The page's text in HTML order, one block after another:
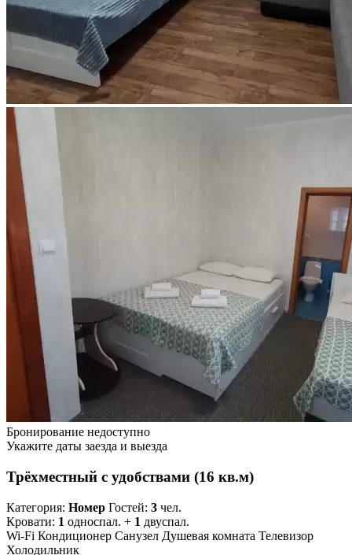
Бронирование недоступно
Укажите даты заезда и выезда
Трёхместный с удобствами (16 кв.м)
Категория: Номер Гостей: 3 чел.
Кровати: 1 односпал. + 1 двуспал.
Wi-Fi Кондиционер Санузел Душевая комната Телевизор
Холодильник